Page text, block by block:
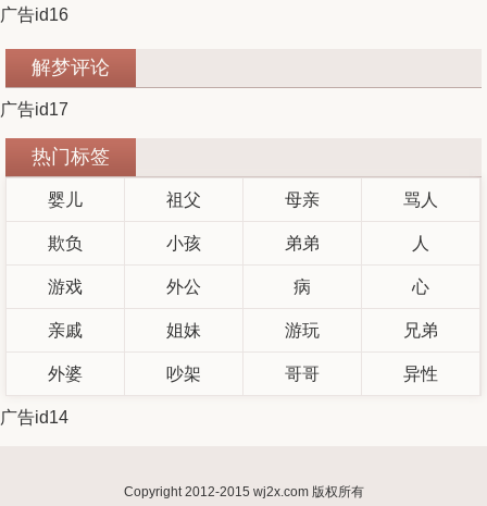
广告id16
解梦评论
广告id17
热门标签
婴儿 祖父 母亲 骂人
欺负 小孩 弟弟 人
游戏 外公 病 心
亲戚 姐妹 游玩 兄弟
外婆 吵架 哥哥 异性
广告id14
Copyright 2012-2015 wj2x.com 版权所有